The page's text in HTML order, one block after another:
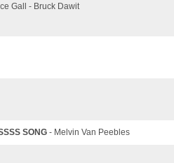
Gall - Bruck Dawit
SONG - Melvin Van Peebles